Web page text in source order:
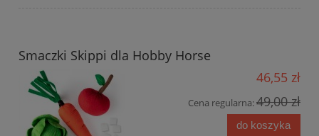
Smaczki Skippi dla Hobby Horse
46,55 zł
Cena regularna:49,00 zł
do koszyka